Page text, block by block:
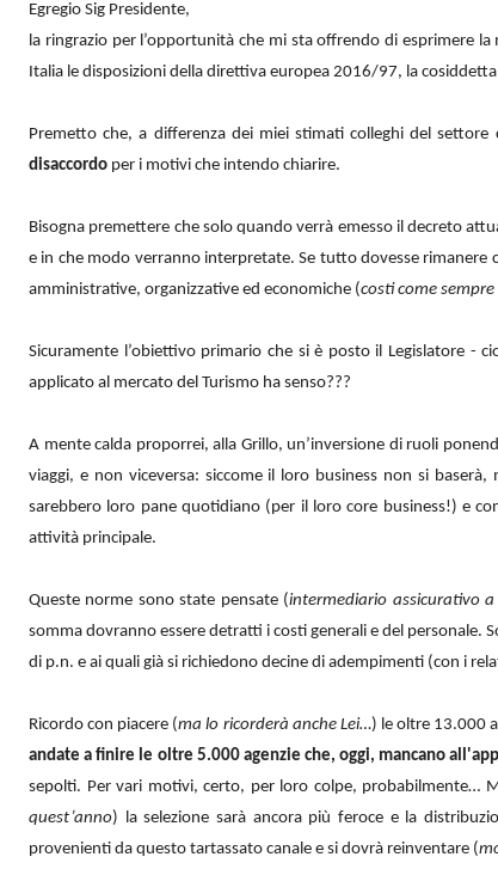
Egregio Sig Presidente,
la ringrazio per l’opportunità che mi sta offrendo di esprimere
Italia le disposizioni della direttiva europea 2016/97, la cosiddetta
Premetto che, a differenza dei miei stimati colleghi del
disaccordo per i motivi che intendo chiarire.
Bisogna premettere che solo quando verrà emesso il decreto
e in che modo verranno interpretate. Se tutto dovesse
amministrative, organizzative ed economiche (costi come
Sicuramente l’obiettivo primario che si è posto il Legislatore -
applicato al mercato del Turismo ha senso???
A mente calda proporrei, alla Grillo, un’inversione di ruoli
viaggi, e non viceversa: siccome il loro business non si
sarebbero loro pane quotidiano (per il loro core business!) e
attività principale.
Queste norme sono state pensate (intermediario assicurativo
somma dovranno essere detratti i costi generali e del personale.
di p.n. e ai quali già si richiedono decine di adempimenti (con i
Ricordo con piacere (ma lo ricorderà anche Lei…) le oltre 13.000
andate a finire le oltre 5.000 agenzie che, oggi, mancano
sepolti. Per vari motivi, certo, per loro colpe, probabilmente…
quest’anno) la selezione sarà ancora più feroce e la
provenienti da questo tartassato canale e si dovrà reinventare (